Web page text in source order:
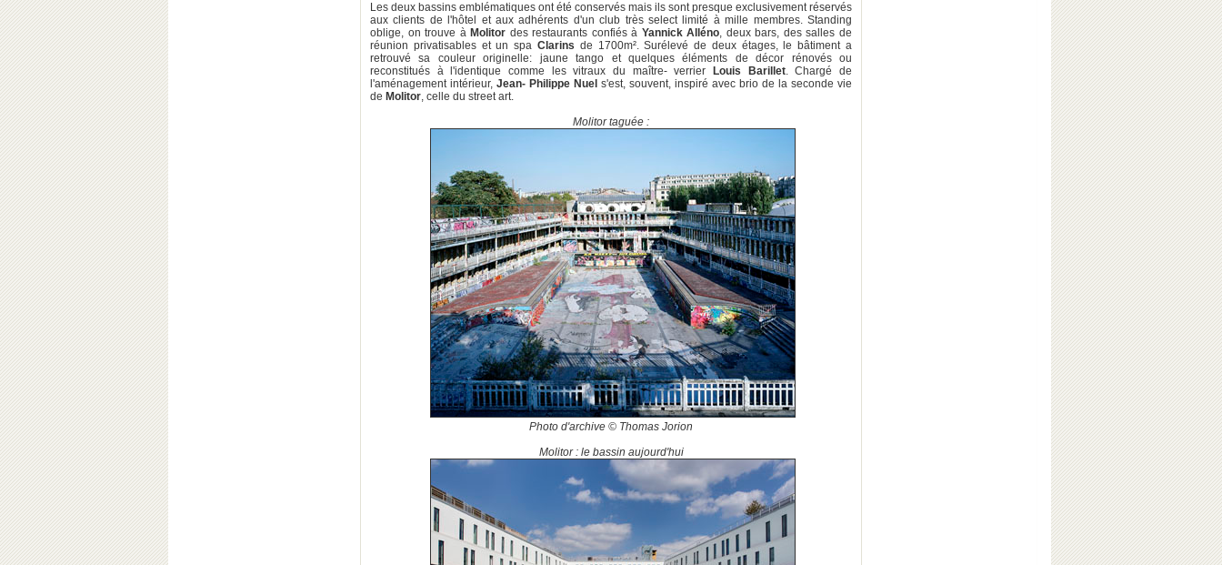
Les deux bassins emblématiques ont été conservés mais ils sont presque exclusivement réservés
aux clients de l'hôtel et aux adhérents d'un club très select limité à mille membres. Standing
oblige, on trouve à Molitor des restaurants confiés à Yannick Alléno, deux bars, des salles de
réunion privatisables et un spa Clarins de 1700m². Surélevé de deux étages, le bâtiment a
retrouvé sa couleur originelle: jaune tango et quelques éléments de décor rénovés ou
reconstitués à l'identique comme les vitraux du maître- verrier
Louis Barillet. Chargé de
l'aménagement intérieur, Jean- Philippe Nuel s'est, souvent, inspiré avec brio de la seconde vie
de Molitor, celle du street art.
Molitor taguée :
Photo d'archive © Thomas Jorion
Molitor : le bassin aujourd'hui